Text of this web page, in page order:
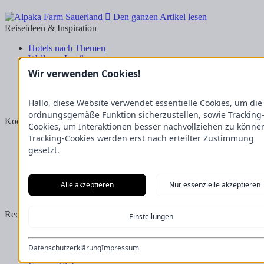
Den ganzen Artikel lesen
Reiseideen & Inspiration
Hotels nach Themen
Wellness-Lexikon
Business-Lexikon
Urlaubsregionen in Deutschland
Wanderrouten
Kooperation & Zusammenarbeit
Kundenbereich
Presse
Kooperation/Zusammenarbeit
Service/Partner
Blogger-Datenbank
Rechtliches
Datenschutz
Nutzungsbestimmungen
Wir verwenden Cookies!
Hallo, diese Website verwendet essentielle Cookies, um die
ordnungsgemäße Funktion sicherzustellen, sowie Tracking-
Cookies, um Interaktionen besser nachvollziehen zu
Tracking-Cookies werden erst nach erteilter Zustimmung
gesetzt.
Alle akzeptieren Nur essenzielle akzeptieren
Einstellungen
DatenschutzerklärungImpressum